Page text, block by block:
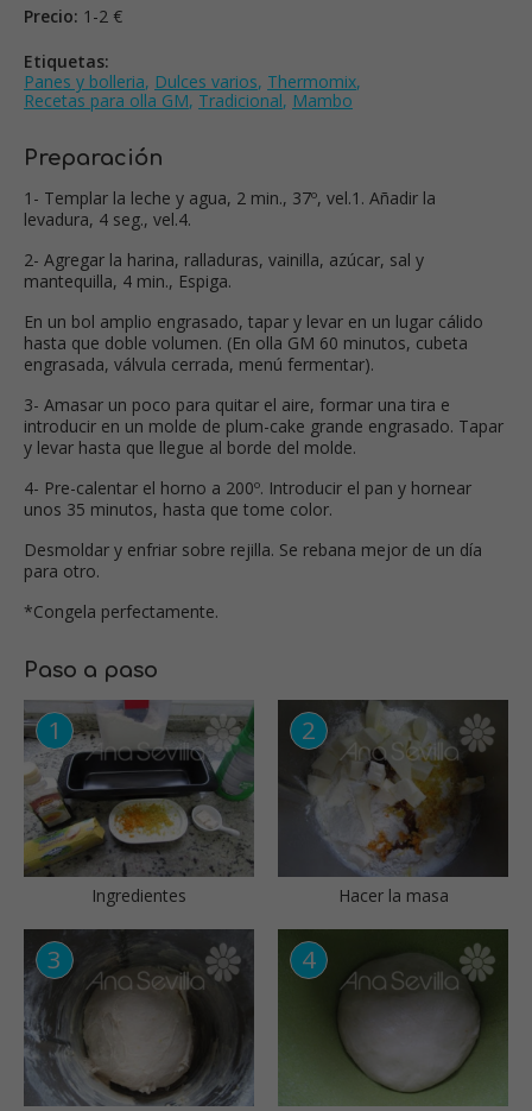
Precio: 1-2 €
Etiquetas:
Panes y bolleria, Dulces varios, Thermomix,
Recetas para olla GM, Tradicional, Mambo
Preparación
1- Templar la leche y agua, 2 min., 37º, vel.1. Añadir la
levadura, 4 seg., vel.4.
2- Agregar la harina, ralladuras, vainilla, azúcar, sal y
mantequilla, 4 min., Espiga.
En un bol amplio engrasado, tapar y levar en un lugar cálido
hasta que doble volumen. (En olla GM 60 minutos, cubeta
engrasada, válvula cerrada, menú fermentar).
3- Amasar un poco para quitar el aire, formar una tira e
introducir en un molde de plum-cake grande engrasado. Tapar
y levar hasta que llegue al borde del molde.
4- Pre-calentar el horno a 200º. Introducir el pan y hornear
unos 35 minutos, hasta que tome color.
Desmoldar y enfriar sobre rejilla. Se rebana mejor de un día
para otro.
*Congela perfectamente.
Paso a paso
Ingredientes Hacer la masa